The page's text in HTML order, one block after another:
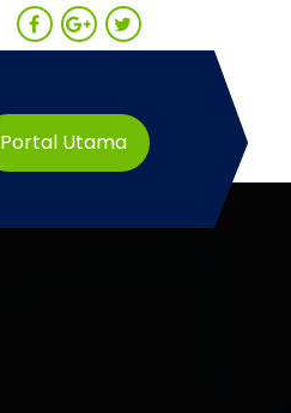
Portal Utama